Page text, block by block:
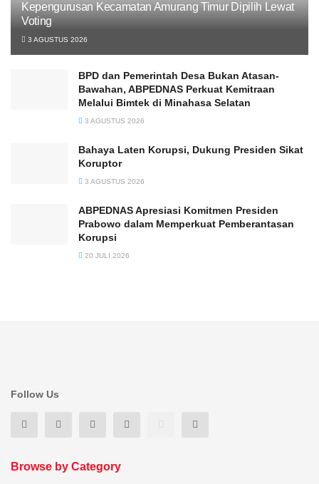
Kepengurusan Kecamatan Amurang Timur Dipilih Lewat
Voting
3 AGUSTUS 2026
BPD dan Pemerintah Desa Bukan Atasan-
Bawahan, ABPEDNAS Perkuat Kemitraan
Melalui Bimtek di Minahasa Selatan
3 AGUSTUS 2026
Bahaya Laten Korupsi, Dukung Presiden Sikat
Koruptor
3 AGUSTUS 2026
ABPEDNAS Apresiasi Komitmen Presiden
Prabowo dalam Memperkuat Pemberantasan
Korupsi
20 JULI 2026
Follow Us
Browse by Category